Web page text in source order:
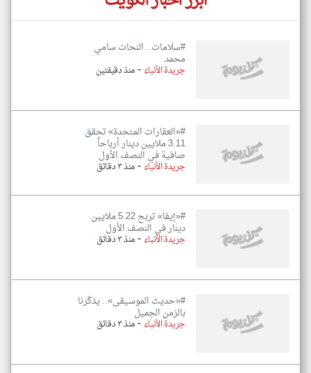
#سلامات.. النحات سامي
محمد
جريدة الأنباء -منذ دقيقتين
#«العقارات المتحدة» تحقق
3.11 ملايين دينار أرباحاً
صافية في النصف الأول
جريدة الأنباء -منذ ٣ دقائق
#«إيفا» تربح 5.22 ملايين
دينار في النصف الأول
جريدة الأنباء -منذ ٣ دقائق
#«حديث الموسيقى».. يذكّرنا
بالزمن الجميل
جريدة الأنباء-منذ ٣ دقائق